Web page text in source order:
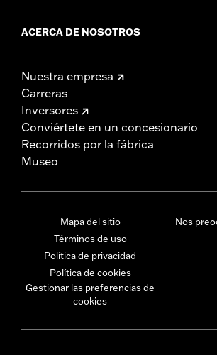
ACERCA DE NOSOTROS
Nuestra empresa
Carreras
Inversores
Conviértete en un concesionario
Recorridos por la fábrica
Museo
Mapa del sitio
Términos de uso
Política de privacidad
Política de cookies
Gestionar las preferencias de
cookies
Nos